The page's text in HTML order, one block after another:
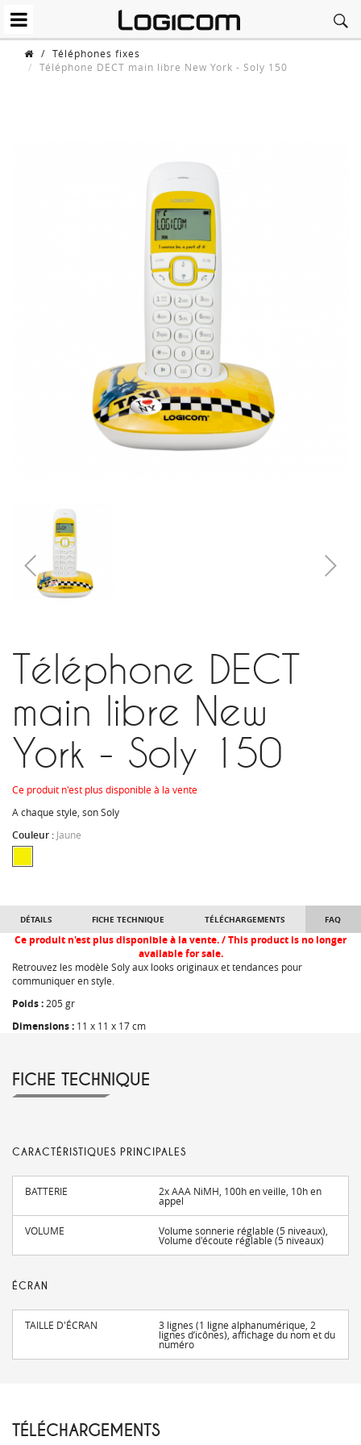
/ Téléphones fixes
Téléphone DECT main libre New York - Soly 150
Téléphone DECT
main libre New
York - Soly 150
Ce produit n'est plus disponible à la vente
A chaque style, son Soly
Couleur : Jaune
DÉTAILS FICHE TECHNIQUE TÉLÉCHARGEMENTS FAQ
Ce produit n'est plus disponible à la vente. / This product is no longer
available for sale.
Retrouvez les modèle Soly aux looks originaux et tendances pour
communiquer en style.
Poids :205 gr
Dimensions : 11 x 11 x 17 cm
FICHE TECHNIQUE
CARACTÉRISTIQUES PRINCIPALES
BATTERIE 2x AAA NiMH, 100h en veille, 10h en
appel
VOLUME Volume sonnerie réglable (5 niveaux),
Volume d'écoute réglable (5 niveaux)
ÉCRAN
TAILLE D'ÉCRAN 3 lignes (1 ligne alphanumérique, 2
lignes d’icônes), affichage du nom et du
numéro
TÉLÉCHARGEMENTS